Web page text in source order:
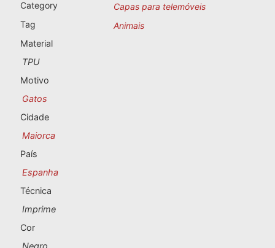
Lembranças personalizadas
A Corunha
Albacete
Alicante
Almeria
Badajoz
Barcelona
Benidorm
Category
Capas para telemóveis
Tag
Animais
Material
TPU
Motivo
Gatos
Cidade
Maiorca
País
Espanha
Técnica
Imprime
Cor
Negro